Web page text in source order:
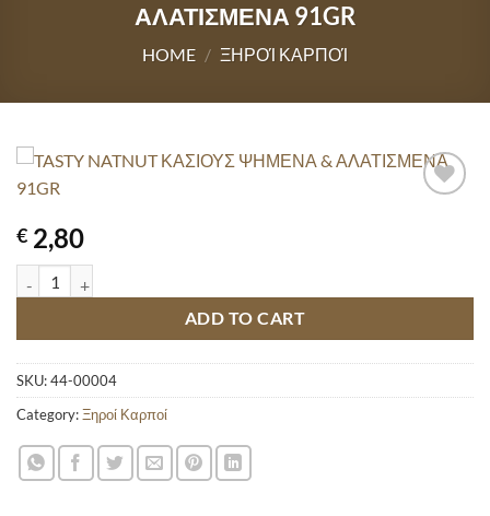
ΑΛΑΤΙΣΜΕΝΑ 91GR
HOME / ΞΗΡΟΊ ΚΑΡΠΟΊ
€ 2,80
TASTY NATNUT ΚΑΣΙΟΥΣ ΨΗΜΕΝΑ & ΑΛΑΤΙΣΜΕΝΑ 91GR quantity
ADD TO CART
SKU:44-00004
Category:Ξηροί Καρποί